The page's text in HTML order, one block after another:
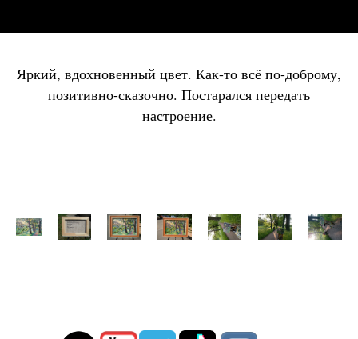
Яркий, вдохновенный цвет. Как-то всё по-доброму,
позитивно-сказочно. Постарался передать
настроение.